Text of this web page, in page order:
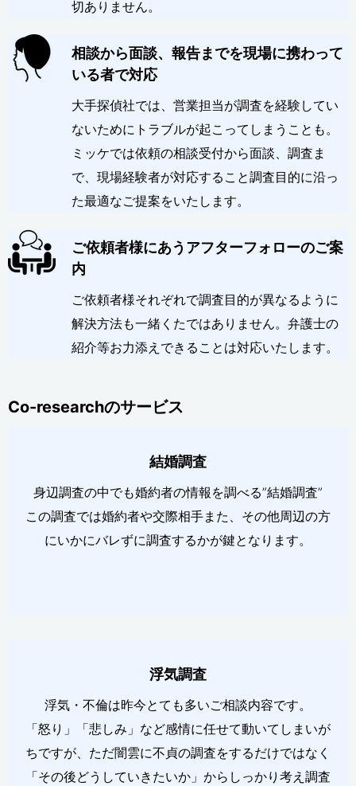
切ありません。
相談から面談、報告までを現場に携わって
いる者で対応
大手探偵社では、営業担当が調査を経験してい
ないためにトラブルが起こってしまうことも。
ミッケでは依頼の相談受付から面談、調査ま
で、現場経験者が対応すること調査目的に沿っ
た最適なご提案をいたします。
ご依頼者様にあうアフターフォローのご案
内
ご依頼者様それぞれで調査目的が異なるように
解決方法も一緒くたではありません。弁護士の
紹介等お力添えできることは対応いたします。
Co-researchのサービス
結婚調査
身辺調査の中でも婚約者の情報を調べる”結婚調査”
この調査では婚約者や交際相手また、その他周辺の方
にいかにバレずに調査するかが鍵となります。
浮気調査
浮気・不倫は昨今とても多いご相談内容です。
「怒り」「悲しみ」など感情に任せて動いてしまいが
ちですが、ただ闇雲に不貞の調査をするだけではなく
「その後どうしていきたいか」からしっかり考え調査